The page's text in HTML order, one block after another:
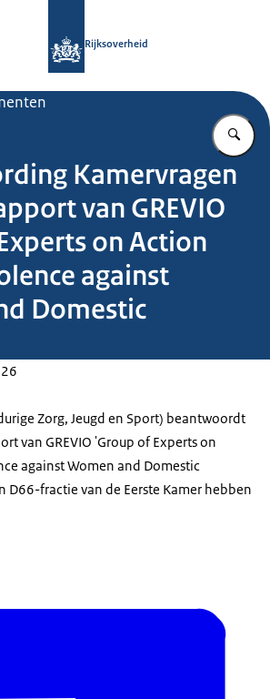
Rijksoverheid
Kamervragen
van GREVIO
on Action
against
Domestic
Zorg, Jeugd en Sport) beantwoordt
van GREVIO 'Group of Experts on
against Women and Domestic
D66-fractie van de Eerste Kamer hebben